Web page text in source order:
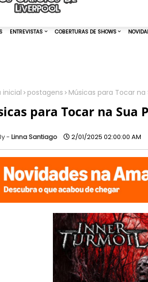
inicial postagens Músicas para Tocar na
para Tocar na Sua
Linna Santiago 2/01/2025 02:00:00 AM